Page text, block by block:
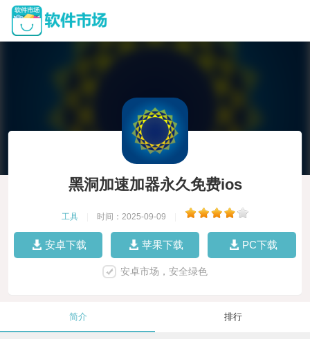
黑洞加速加器永久免费ios
工具 时间：2025-09-09
安卓下载 苹果下载 PC下载
安卓市场，安全绿色
简介 排行